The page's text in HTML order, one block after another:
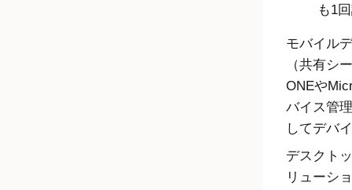
も1
モバイル
（共有シ
ONEや
バイス管理
してデバ
デスクト
リューシ